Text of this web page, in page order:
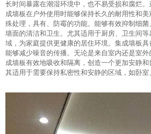
长时间暴露在潮湿环境中，也不易受损和腐烂
成墙板在户外使用时能够保持长久的耐用性和
殊处理，具有、防霉的功能。能够有效抑制细
墙面的清洁和卫生。尤其适用于厨房、卫生间等
域，为家庭提供更健康的居住环境。集成墙板具
能够减少噪音的传播。无论是来自室内还是室
成墙板有效地吸收和隔离，创造一个更加安静
其适用于需要保持私密性和安静的区域，如卧室